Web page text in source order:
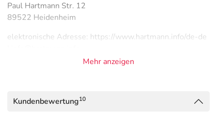
Paul Hartmann Str. 12
89522 Heidenheim
elektronische Adresse: https://www.hartmann.info/de-de
Angaben gem. EU-Produktsicherheitsverordnung (GPSR)
herunterladen.
Mehr anzeigen
Kundenbewertung10